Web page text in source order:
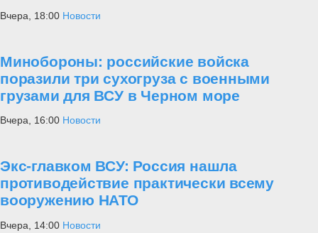
Вчера, 18:00 Новости
Минобороны: российские войска
поразили три сухогруза с военными
грузами для ВСУ в Черном море
Вчера, 16:00 Новости
Экс-главком ВСУ: Россия нашла
противодействие практически всему
вооружению НАТО
Вчера, 14:00 Новости